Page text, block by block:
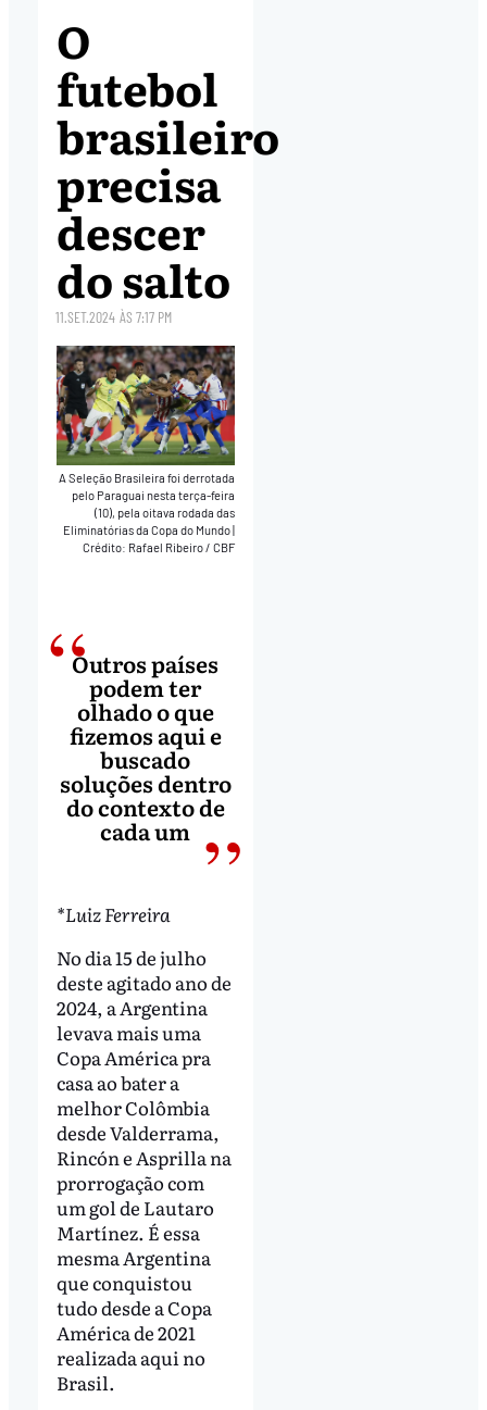
O
futebol
brasileiro
precisa
descer
do salto
11.SET.2024 ÀS7:17 PM
A Seleção Brasileira foi derrotada
pelo Paraguai nesta terça-feira
(10), pela oitava rodada das
Eliminatórias da Copa do Mundo|
Crédito: Rafael Ribeiro / CBF
Outros países
podem ter
olhado o que
fizemos aqui e
buscado
soluções dentro
do contexto de
cada um
*Luiz Ferreira
No dia 15 de julho
deste agitado ano de
2024, a Argentina
levava mais uma
Copa América pra
casa ao bater a
melhor Colômbia
desde Valderrama,
Rincón e Asprilla na
prorrogação com
um gol de Lautaro
Martínez. É essa
mesma Argentina
que conquistou
tudo desde a Copa
América de 2021
realizada aqui no
Brasil.